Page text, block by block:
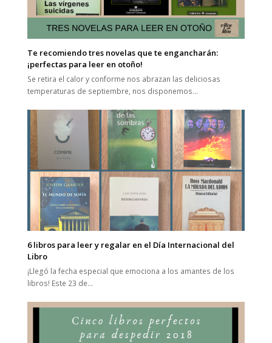
Te recomiendo tres novelas que te engancharán:
¡perfectas para leer en otoño!
Se retira el calor y conforme nos abrazan las deliciosas
temperaturas de septiembre, nos disponemos…
6 libros para leer y regalar en el Día Internacional del
Libro
¡Llegó la fecha especial que emociona a los amantes de los
libros! Este 23 de…